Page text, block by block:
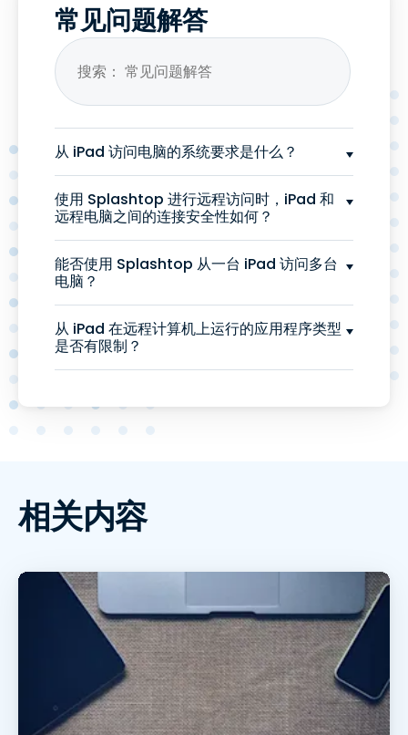
常见问题解答
从 iPad 访问电脑的系统要求是什么？
使用 Splashtop 进行远程访问时，iPad 和
远程电脑之间的连接安全性如何？
能否使用 Splashtop 从一台 iPad 访问多台
电脑？
从 iPad 在远程计算机上运行的应用程序类型
是否有限制？
相关内容